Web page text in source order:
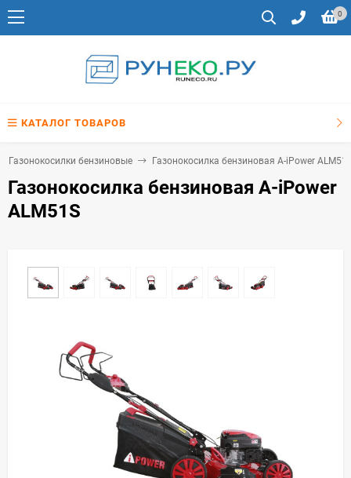
0
КАТАЛОГ ТОВАРОВ
Газонокосилки бензиновые Газонокосилка бензиновая A-iPower
Газонокосилка бензиновая A-iPower
ALM51S